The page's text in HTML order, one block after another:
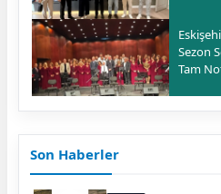
Sezon
Tam
Son Haberler